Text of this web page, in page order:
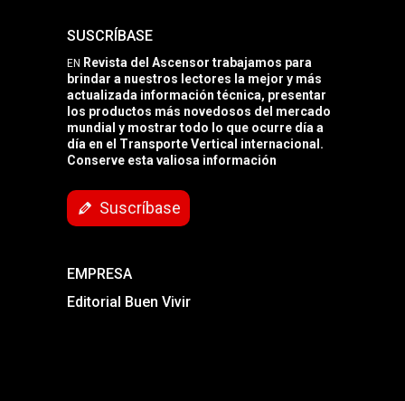
SUSCRÍBASE
EN Revista del Ascensor trabajamos para
brindar a nuestros lectores la mejor y más
actualizada información técnica, presentar
los productos más novedosos del mercado
mundial y mostrar todo lo que ocurre día a
día en el Transporte Vertical internacional.
Conserve esta valiosa información
Suscríbase
EMPRESA
Editorial Buen Vivir